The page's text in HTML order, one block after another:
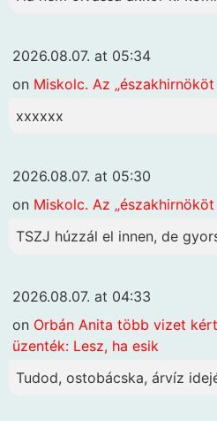
2026.08.07. at 05:34
on Miskolc. Az
xxxxxx
2026.08.07. at 05:30
on Miskolc. Az
TSZJ húzzál el innen, de
2026.08.07. at 04:33
on Orbán Anita több vizet
üzenték: Lesz, ha esik
Tudod, ostobácska, árvíz